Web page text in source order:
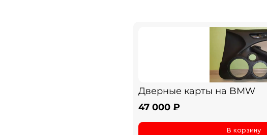
Дверные карты на BMW
47 000 ₽
В корзину